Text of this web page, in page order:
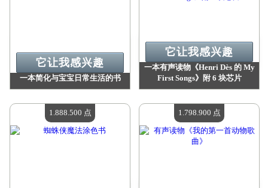
一本简化与宝宝日常生活的书
现有数量：4
它让我感兴趣
一本有声读物《Henri Dès 的 My
First Songs》附 6 块芯片
现有数量：4
它让我感兴趣
1.888.500 点 1.798.900 点